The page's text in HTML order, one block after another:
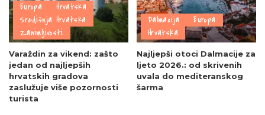
Europa
Hrvatska
Središnja Hrvatska
Zanimljivosti
Varaždin za vikend: zašto
jedan od najljepših
hrvatskih gradova
zaslužuje više pozornosti
turista
Dalmacija
Europa
Hrvatska
Najljepši otoci Dalmacije za
ljeto 2026.: od skrivenih
uvala do mediteranskog
šarma